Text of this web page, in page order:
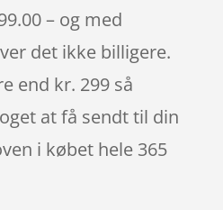
– og med
det ikke billigere.
end kr. 299 så
at få sendt til din
i købet hele 365